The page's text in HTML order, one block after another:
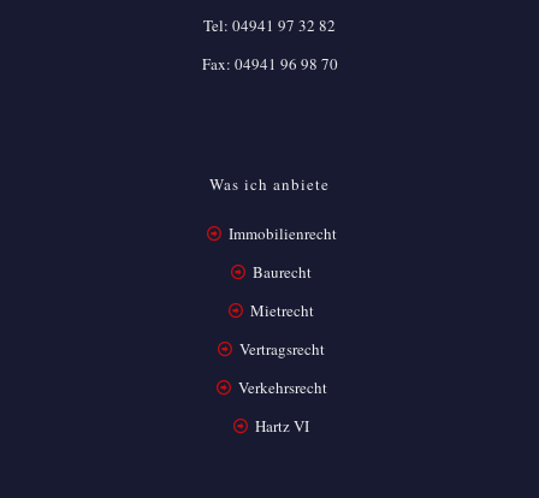
Tel: 04941 97 32 82
Fax: 04941 96 98 70
Was ich anbiete
Immobilienrecht
Baurecht
Mietrecht
Vertragsrecht
Verkehrsrecht
Hartz VI